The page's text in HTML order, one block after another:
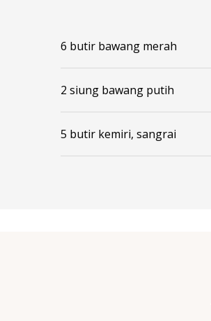
6 butir bawang merah
2 siung bawang putih
5 butir kemiri, sangrai